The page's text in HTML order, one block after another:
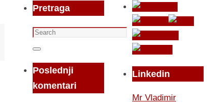
Pretraga
Search
for:
Search
Poslednji
komentari
Linkedin
Mr Vladimir